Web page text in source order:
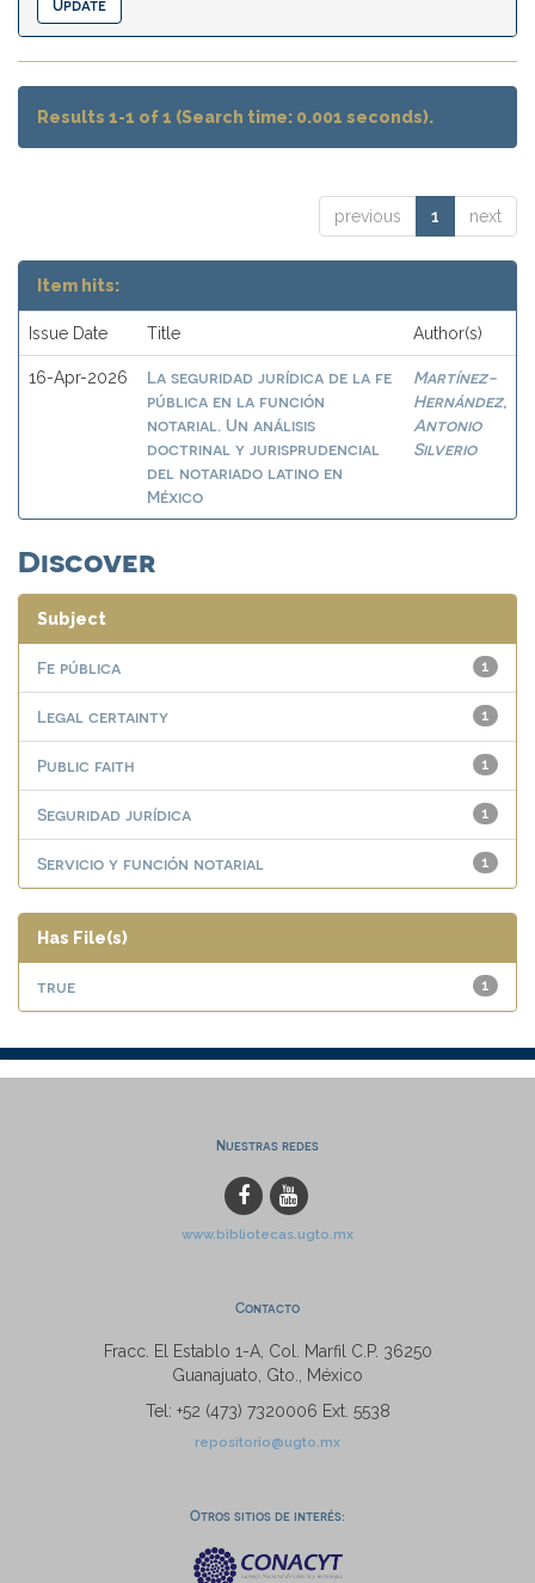
Results 1-1 of 1 (Search time: 0.001 seconds).
previous 1 next
Item hits:
Issue Date Title Author(s)
16-Apr-2026
La seguridad jurídica de la fe
pública en la función
notarial. Un análisis
doctrinal y jurisprudencial
del notariado latino en
México
Martínez-
Hernández,
Antonio
Silverio
Discover
Subject
1
Fe pública
1
Legal certainty
1
Public faith
1
Seguridad jurídica
1
Servicio y función notarial
Has File(s)
1
true
Nuestras redes
www.bibliotecas.ugto.mx
Contacto
Fracc. El Establo 1-A, Col. Marfil C.P. 36250
Guanajuato, Gto., México
Tel: +52 (473) 7320006 Ext. 5538
repositorio@ugto.mx
Otros sitios de interés: